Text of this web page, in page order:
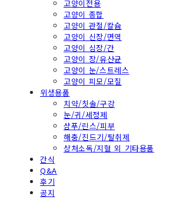
고양이전용
고양이 종합
고양이 관절/칼슘
고양이 신장/면역
고양이 심장/간
고양이 장/유산균
고양이 눈/스트레스
고양이 피모/모질
위생용품
치약/칫솔/구강
눈/귀/세정제
샴푸/린스/피부
해충/진드기/탈취제
상처소독/지혈 외 기타용품
간식
Q&A
후기
공지